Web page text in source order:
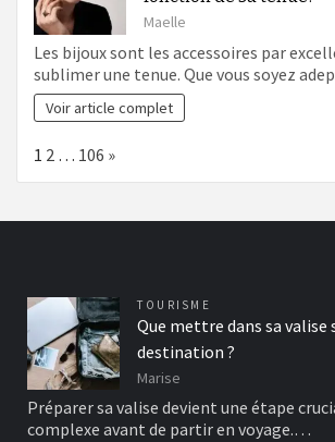
Maelle
Les bijoux sont les accessoires par
sublimer une tenue. Que vous soyez
Voir article complet
Page:
1 2 … 106 Next
»
TOURISME
Que mettre dans sa valise
destination ?
Marise
Préparer sa valise devient une étape
complexe avant de partir en voyage.…